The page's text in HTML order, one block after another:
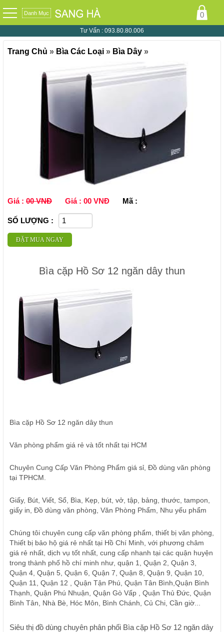
Danh Mục 0
Tư Vấn : 093.80.80.006
Trang Chủ » Bìa Các Loại » Bìa Dây »
Giá : 00 VNĐ Giá : 00 VNĐ Mã :
SỐ LƯỢNG :
ĐẶT MUA NGAY
Bìa cặp Hồ Sơ 12 ngăn dây thun
Bìa cặp Hồ Sơ 12 ngăn dây thun
Văn phòng phẩm giá rẻ và tốt nhất tại HCM
Chuyên Cung Cấp Văn Phòng Phẩm giá sỉ, Đồ dùng văn phòng
tại TPHCM.
Giấy, Bút, Viết, Sổ, Bìa, Kẹp, bút, vở, tập, bảng, thước, tampon,
giấy in, Đồ dùng văn phòng, Văn Phòng Phẩm, Nhu yếu phẩm
Chúng tôi chuyên cung cấp văn phòng phẩm, thiết bị văn phòng,
Thiết bị bảo hộ giá rẻ nhất tại Hồ Chí Minh, với phương châm
giá rẻ nhất, dịch vụ tốt nhất, cung cấp nhanh tại các quận huyện
trong thành phố hồ chí minh như, quận 1, Quận 2, Quận 3,
Quận 4, Quận 5, Quận 6, Quận 7, Quận 8, Quận 9, Quận 10,
Quận 11, Quận 12 , Quận Tận Phú, Quận Tân Bình,Quận Bình
Thạnh, Quận Phú Nhuận, Quận Gò Vấp , Quận Thủ Đức, Quận
Bình Tân, Nhà Bè, Hóc Môn, Bình Chánh, Củ Chi, Cần giờ...
Siêu thị đồ dùng chuyên phân phối Bìa cặp Hồ Sơ 12 ngăn dây